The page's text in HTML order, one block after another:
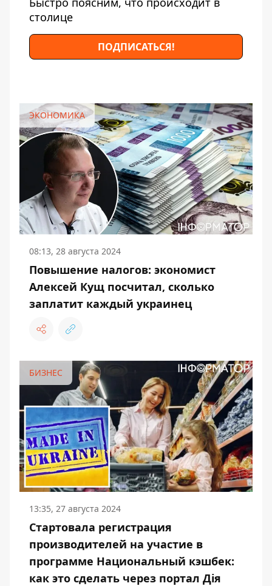
столице
ПОДПИСАТЬСЯ!
ЭКОНОМИКА
08:13, 28 августа 2024
Повышение налогов: экономист
Алексей Кущ посчитал, сколько
заплатит каждый украинец
БИЗНЕС
13:35, 27 августа 2024
Стартовала регистрация
производителей на участие в
программе Национальный кэшбек:
как это сделать через портал Дія